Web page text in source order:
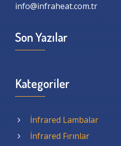
info@infraheat.com.tr
Son Yazılar
Kategoriler
İnfrared Lambalar
İnfrared Fırınlar